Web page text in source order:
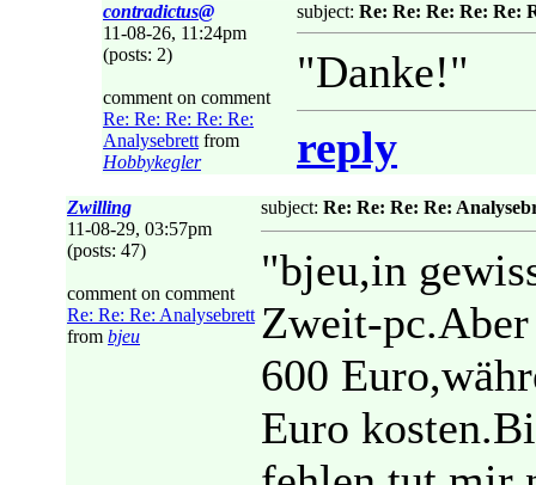
contradictus@
11-08-26, 11:24pm
(posts: 2)
comment on comment
Re: Re: Re: Re: Re:
Analysebrett from
Hobbykegler
subject: Re: Re: Re: Re: Re:
"Danke!"
reply
Zwilling
11-08-29, 03:57pm
(posts: 47)
comment on comment
Re: Re: Re: Analysebrett
from bjeu
subject: Re: Re: Re: Re:
"bjeu,in
Zweit-
600
Euro